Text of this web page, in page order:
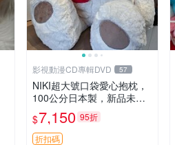
影視動漫CD專輯DVD 57
NIKI超大號口袋愛心抱枕，
100公分日本製，新品未拆
封 胖嘟嘟收藏推薦 愛心抱
枕 日本 抱枕
$7,150 95折
折扣碼